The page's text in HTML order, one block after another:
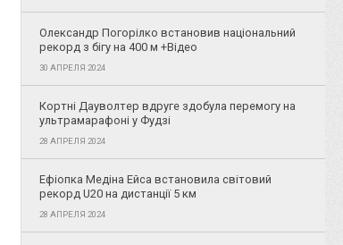
Олександр Погорілко встановив національний
рекорд з бігу на 400 м +Відео
30 АПРЕЛЯ 2024
Кортні Дауволтер вдруге здобула перемогу на
ультрамарафоні у Фудзі
28 АПРЕЛЯ 2024
Ефіопка Медіна Ейса встановила світовий
рекорд U20 на дистанції 5 км
28 АПРЕЛЯ 2024